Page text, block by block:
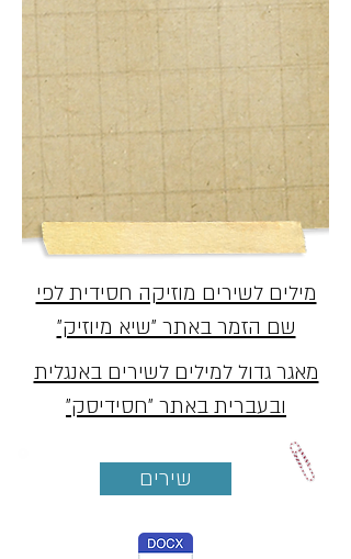
מילים לשירים מוזיקה חסידית לפי
שם הזמר באתר "שיא מיוזיק"
מאגר גדול למילים לשירים באנגלית
ובעברית באתר "חסידיסק"
שירים